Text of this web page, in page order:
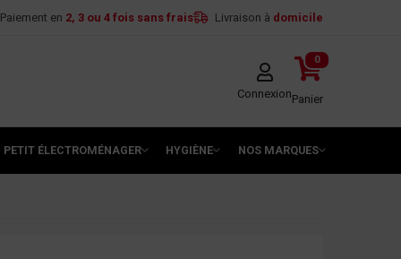
Paiement en 2, 3 ou 4 fois sans frais Livraison à domicile
Connexion
0
Panier
PETIT ÉLECTROMÉNAGER HYGIÈNE NOS MARQUES